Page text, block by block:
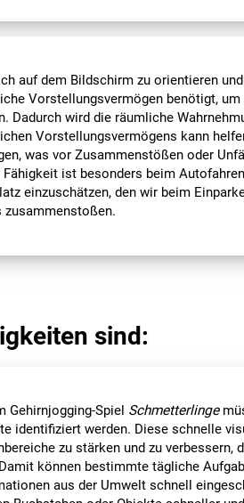
auf dem Bildschirm zu orientieren
Vorstellungsvermögen benötigt,
Dadurch wird die räumliche
Vorstellungsvermögens kann
was vor Zusammenstößen oder
Fähigkeit ist besonders beim
einzuschätzen, den wir beim
zusammenstoßen.
sind:
Gehirnjogging-Spiel Schmetterlinge
identifiziert werden. Diese schnelle
zu stärken und zu
können bestimmte tägliche
aus der Umwelt schnell